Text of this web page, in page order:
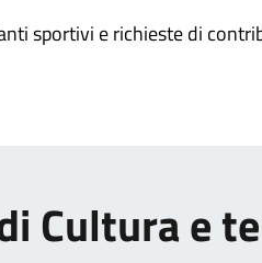
sportivi e richieste di
Cultura e